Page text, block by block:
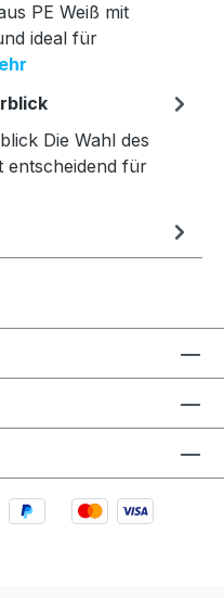
PE Weiß mit
ideal für
Die Wahl des
entscheidend für